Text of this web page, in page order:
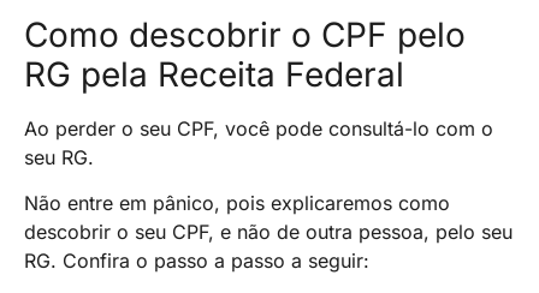
Como descobrir o CPF pelo
RG pela Receita Federal
Ao perder o seu CPF, você pode consultá-lo com o
seu RG.
Não entre em pânico, pois explicaremos como
descobrir o seu CPF, e não de outra pessoa, pelo seu
RG. Confira o passo a passo a seguir: